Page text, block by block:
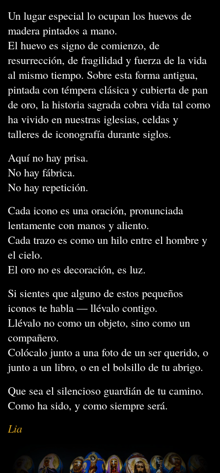
Un lugar especial lo ocupan los huevos de
madera pintados a mano.
El huevo es signo de comienzo, de
resurrección, de fragilidad y fuerza de la vida
al mismo tiempo. Sobre esta forma antigua,
pintada con témpera clásica y cubierta de pan
de oro, la historia sagrada cobra vida tal como
ha vivido en nuestras iglesias, celdas y
talleres de iconografía durante siglos.
Aquí no hay prisa.
No hay fábrica.
No hay repetición.
Cada icono es una oración, pronunciada
lentamente con manos y aliento.
Cada trazo es como un hilo entre el hombre y
el cielo.
El oro no es decoración, es luz.
Si sientes que alguno de estos pequeños
iconos te habla — llévalo contigo.
Llévalo no como un objeto, sino como un
compañero.
Colócalo junto a una foto de un ser querido, o
junto a un libro, o en el bolsillo de tu abrigo.
Que sea el silencioso guardián de tu camino.
Como ha sido, y como siempre será.
Lia